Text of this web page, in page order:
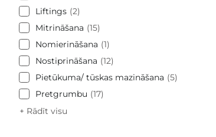
Liftings 2
Mitrināšana
15
Nomierināšana
1
Nostiprināšana
12
Pietūkuma/ tūskas mazināšana
5
Pretgrumbu
17
+ Rādīt visu